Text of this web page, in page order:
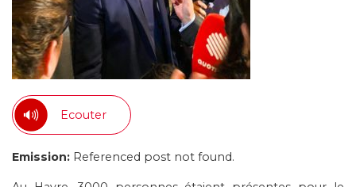
Ecouter
Emission: Referenced post not found.